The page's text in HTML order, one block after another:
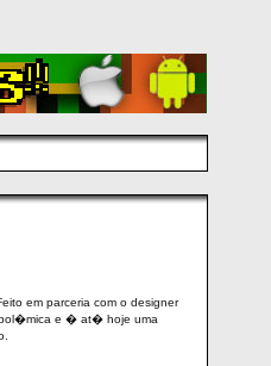
em parceria com o designer
e � at� hoje uma